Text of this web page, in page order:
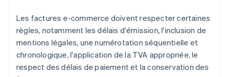
Les factures e-commerce doivent respecter certaines
règles, notamment les délais d'émission, l'inclusion de
mentions légales, une numérotation séquentielle et
chronologique, l'application de la TVA appropriée, le
respect des délais de paiement et la conservation des